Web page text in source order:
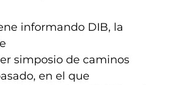
informando DIB, la
simposio de caminos
en el que